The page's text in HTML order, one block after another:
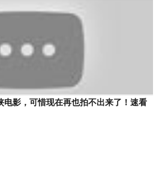
电影，可惜现在再也拍不出来了！速看